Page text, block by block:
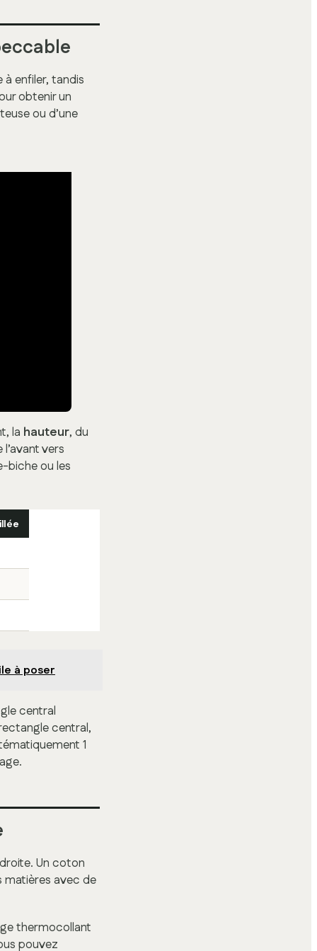
à enfiler, tandis
obtenir un
ou d’une
la hauteur, du
l’avant vers
biche ou les
à poser
central
central,
1
Un coton
matières avec de
thermocollant
pouvez